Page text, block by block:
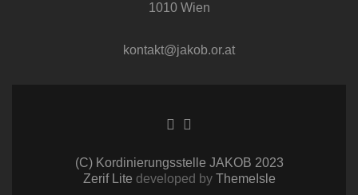
1010 Wien
kontakt@jakob.or.at
Facebook-
Twitter-
(C) Kordinierungsstelle JAKOB 2023
Zerif Lite developed by ThemeIsle